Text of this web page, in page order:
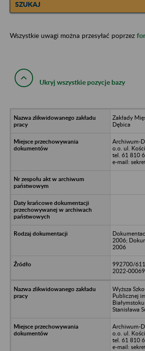
SZUKAJ
Wszystkie uwagi można przesyłać poprzez
Ukryj wszystkie pozycje bazy
Zakłady
Dębica
Archiwum-
o.o. ul.
tel. 61 810
e-mail:
2006;
2006
992700/
2022-
Wyższa
Publicznej
Stanisława
Archiwum-
o.o. ul.
tel. 61 810
e-mail: